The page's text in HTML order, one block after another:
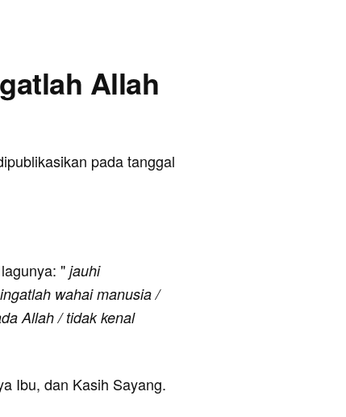
Allah
pada tanggal
" jauhi
wahai manusia /
Allah / tidak kenal
Ibu, dan Kasih Sayang.